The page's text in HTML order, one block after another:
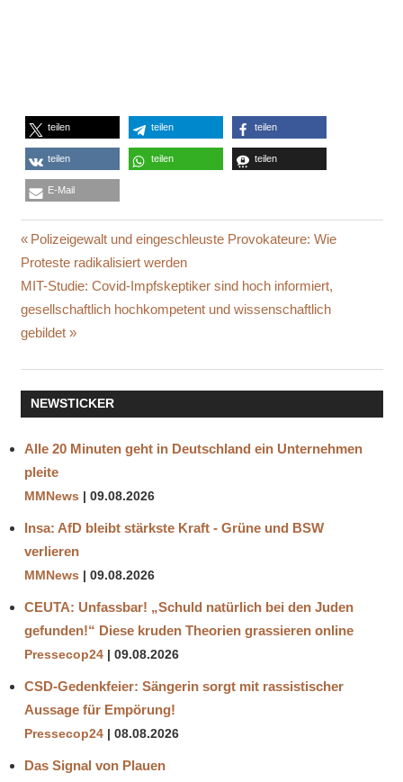
teilen teilen teilen
teilen teilen teilen
E-Mail
BIONTECH
KOBI
HAVIV
DURCHBRUCHSINFEKTION
JERUSALEM
MASSACHUSETTS
ISRAELI
VERSCHWÖRUNGSTHEORIEN
SHENHAR
Beitragsnavigation
Vorheriger
Beitrag:
Polizeigewalt und eingeschleuste Provokateure: Wie
Proteste radikalisiert werden
Nächster
Beitrag:
MIT-Studie: Covid-Impfskeptiker sind hoch informiert,
gesellschaftlich hochkompetent und wissenschaftlich
gebildet
NEWSTICKER
Alle 20 Minuten geht in Deutschland ein Unternehmen
pleite
MMNews 09.08.2026
Insa: AfD bleibt stärkste Kraft - Grüne und BSW
verlieren
MMNews 09.08.2026
CEUTA: Unfassbar! „Schuld natürlich bei den Juden
gefunden!“ Diese kruden Theorien grassieren online
Pressecop24 09.08.2026
CSD-Gedenkfeier: Sängerin sorgt mit rassistischer
Aussage für Empörung!
Pressecop24 08.08.2026
Das Signal von Plauen